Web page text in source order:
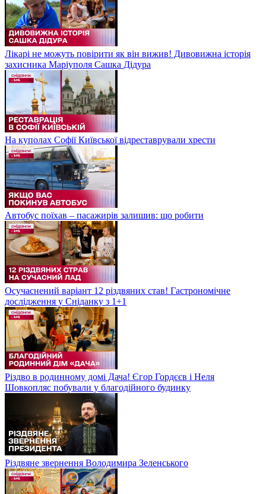
Лікарі не можуть повірити як він вижив! Дивовижна історія
захисника Маріуполя Сашка Дідура
На куполах Софії Київської відреставрували хрести
Автобус поїхав – пасажирів залишив: що робити
Осучаснений варіант 12 різдвяних став! Гастрономічне
дослідження у Сніданку з 1+1
Різдво в родинному домі Дача! Єгор Гордєєв і Неля
Шовкопляс побували у благодійного будинку
Різдвяне звернення Володимира Зеленського